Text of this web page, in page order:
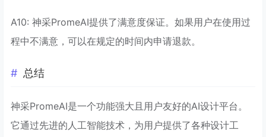
A10: 神采PromeAI提供了满意度保证。如果用户在使用过
程中不满意，可以在规定的时间内申请退款。
总结
神采PromeAI是一个功能强大且用户友好的AI设计平台。
它通过先进的人工智能技术，为用户提供了各种设计工